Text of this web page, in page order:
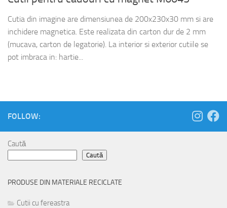
Cutia din imagine are dimensiunea de 200x230x30 mm si are
inchidere magnetica. Este realizata din carton dur de 2 mm
(mucava, carton de legatorie). La interior si exterior cutiile se
pot imbraca in: hartie...
FOLLOW:
Caută
Caută
PRODUSE DIN MATERIALE RECICLATE
Cutii cu fereastra